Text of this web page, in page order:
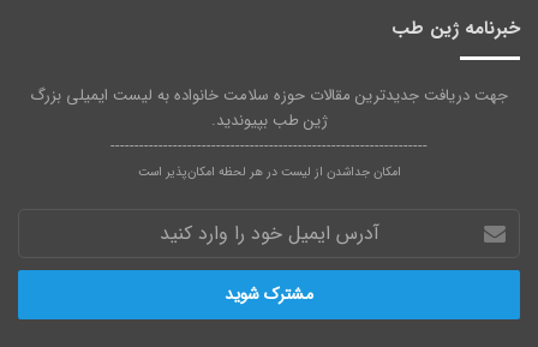
خبرنامه ژین طب
جهت دریافت جدیدترین مقالات حوزه سلامت خانواده به لیست ایمیلی بزرگ
ژین طب بپیوندید.
------------------------------------------------------------------
امکان جداشدن از لیست در هر لحظه امکان‌پذیر است
ایمیل
خود
وارد